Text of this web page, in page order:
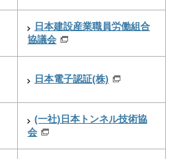
日本建設産業職員労働組合
協議会
日本電子認証(株)
(一社)日本トンネル技術協
会